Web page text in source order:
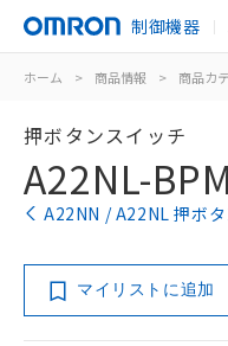
制御機器
ホーム > 商品情報 > 商品カ
押ボタンスイッチ
A22NL-
A22NN / A22NL 押ボ
マイリストに追加